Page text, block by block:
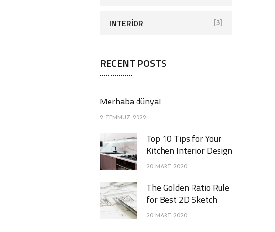
INTERIOR [3]
RECENT POSTS
Merhaba dünya!
2 TEMMUZ 2022
Top 10 Tips for Your
Kitchen Interior Design
20 MART 2020
The Golden Ratio Rule
for Best 2D Sketch
20 MART 2020